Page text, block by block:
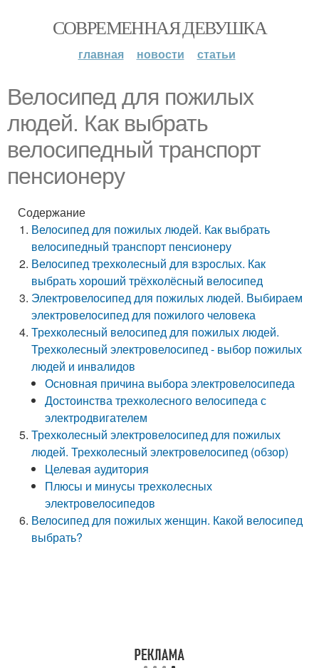
СОВРЕМЕННАЯ ДЕВУШКА
главная новости статьи
Велосипед для пожилых
людей. Как выбрать
велосипедный транспорт
пенсионеру
Содержание
Велосипед для пожилых людей. Как выбрать
велосипедный транспорт пенсионеру
Велосипед трехколесный для взрослых. Как
выбрать хороший трёхколёсный велосипед
Электровелосипед для пожилых людей. Выбираем
электровелосипед для пожилого человека
Трехколесный велосипед для пожилых людей.
Трехколесный электровелосипед - выбор пожилых
людей и инвалидов
Основная причина выбора электровелосипеда
Достоинства трехколесного велосипеда с
электродвигателем
Трехколесный электровелосипед для пожилых
людей. Трехколесный электровелосипед (обзор)
Целевая аудитория
Плюсы и минусы трехколесных
электровелосипедов
Велосипед для пожилых женщин. Какой велосипед
выбрать?